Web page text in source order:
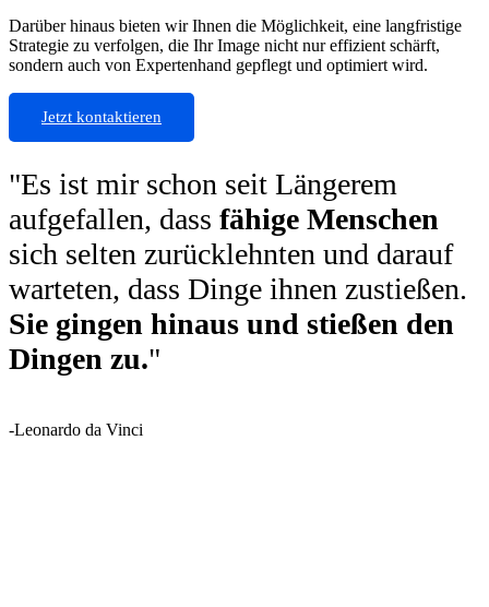
Darüber hinaus bieten wir Ihnen die Möglichkeit, eine langfristige
Strategie zu verfolgen, die Ihr Image nicht nur effizient schärft,
sondern auch von Expertenhand gepflegt und optimiert wird.
Jetzt kontaktieren
"Es ist mir schon seit Längerem
aufgefallen, dass fähige Menschen
sich selten zurücklehnten und darauf
warteten, dass Dinge ihnen zustießen.
Sie gingen hinaus und stießen den
Dingen zu."
-Leonardo da Vinci